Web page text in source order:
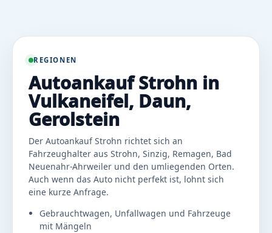
REGIONEN
Autoankauf Strohn in
Vulkaneifel, Daun,
Gerolstein
Der Autoankauf Strohn richtet sich an
Fahrzeughalter aus Strohn, Sinzig, Remagen, Bad
Neuenahr-Ahrweiler und den umliegenden Orten.
Auch wenn das Auto nicht perfekt ist, lohnt sich
eine kurze Anfrage.
Gebrauchtwagen, Unfallwagen und Fahrzeuge
mit Mängeln